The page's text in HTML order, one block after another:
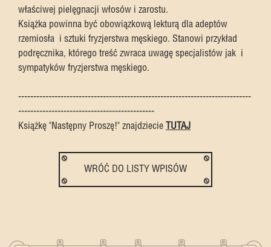
właściwej pielęgnacji włosów i zarostu.
Książka powinna być obowiązkową lekturą dla adeptów
rzemiosła
i sztuki fryzjerstwa męskiego. Stanowi przykład
podręcznika, którego treść zwraca uwagę specjalistów jak i
sympatyków fryzjerstwa męskiego.
-----------------------------------------------------------------------------
---------------------------------------------
Książkę "Następny Proszę!" znajdziecie
TUTAJ
WRÓĆ DO LISTY WPISÓW